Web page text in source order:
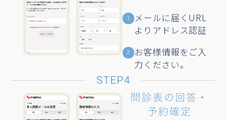
1
メールに届くURL
よりアドレス認証
2
お客様情報をご入
力ください。
STEP4
問診表の回答・
予約確定
再診コードの入力で
病院検索が可能です。​
再診コード
A8KV48P4
STEP2
予約メニュー・
予約日時の選択
ご希望の診療メニューと